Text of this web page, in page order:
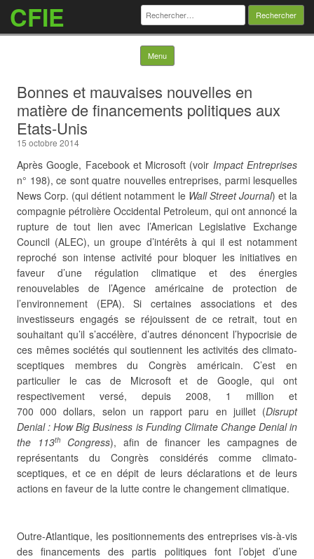
CFIE Rechercher :
Menu Skip to content
Bonnes et mauvaises nouvelles en
matière de financements politiques aux
Etats-Unis
15 octobre 2014
Après Google, Facebook et Microsoft (voir Impact Entreprises
n° 198), ce sont quatre nouvelles entreprises, parmi lesquelles
News Corp. (qui détient notamment le Wall Street Journal) et la
compagnie pétrolière Occidental Petroleum, qui ont annoncé la
rupture de tout lien avec l’American Legislative Exchange
Council (ALEC), un groupe d’intérêts à qui il est notamment
reproché son intense activité pour bloquer les initiatives en
faveur d’une régulation climatique et des énergies
renouvelables de l’Agence américaine de protection de
l’environnement (EPA). Si certaines associations et des
investisseurs engagés se réjouissent de ce retrait, tout en
souhaitant qu’il s’accélère, d’autres dénoncent l’hypocrisie de
ces mêmes sociétés qui soutiennent les activités des climato-
sceptiques membres du Congrès américain. C’est en
particulier le cas de Microsoft et de Google, qui ont
respectivement versé, depuis 2008, 1 million et
700 000 dollars, selon un rapport paru en juillet (Disrupt
Denial : How Big Business is Funding Climate Change Denial in
the 113th Congress), afin de financer les campagnes de
représentants du Congrès considérés comme climato-
sceptiques, et ce en dépit de leurs déclarations et de leurs
actions en faveur de la lutte contre le changement climatique.
Outre-Atlantique, les positionnements des entreprises vis-à-vis
des financements des partis politiques font l’objet d’une